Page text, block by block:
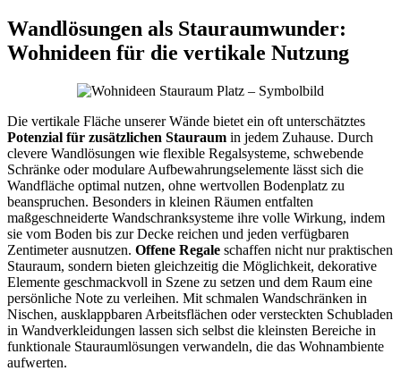
Wandlösungen als Stauraumwunder:
Wohnideen für die vertikale Nutzung
Die vertikale Fläche unserer Wände bietet ein oft unterschätztes
Potenzial für zusätzlichen Stauraum in jedem Zuhause. Durch
clevere Wandlösungen wie flexible Regalsysteme, schwebende
Schränke oder modulare Aufbewahrungselemente lässt sich die
Wandfläche optimal nutzen, ohne wertvollen Bodenplatz zu
beanspruchen. Besonders in kleinen Räumen entfalten
maßgeschneiderte Wandschranksysteme ihre volle Wirkung, indem
sie vom Boden bis zur Decke reichen und jeden verfügbaren
Zentimeter ausnutzen. Offene Regale schaffen nicht nur praktischen
Stauraum, sondern bieten gleichzeitig die Möglichkeit, dekorative
Elemente geschmackvoll in Szene zu setzen und dem Raum eine
persönliche Note zu verleihen. Mit schmalen Wandschränken in
Nischen, ausklappbaren Arbeitsflächen oder versteckten Schubladen
in Wandverkleidungen lassen sich selbst die kleinsten Bereiche in
funktionale Stauraumlösungen verwandeln, die das Wohnambiente
aufwerten.